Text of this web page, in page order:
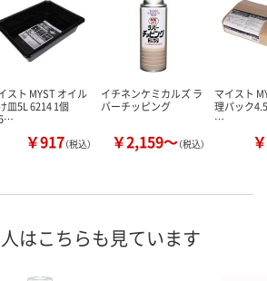
スト MYST オイル
皿5L 6214 1個
￥917（税込）
イチネンケミカルズ ラ
バーチッピング
￥2,159～（税込）
マイスト
理パック
…
はこちらも見ています